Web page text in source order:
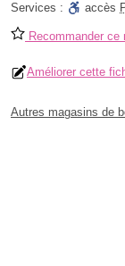
Services :
accès
Recommander ce
Améliorer cette
Autres magasins de